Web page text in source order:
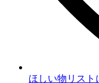
ほしい物リスト